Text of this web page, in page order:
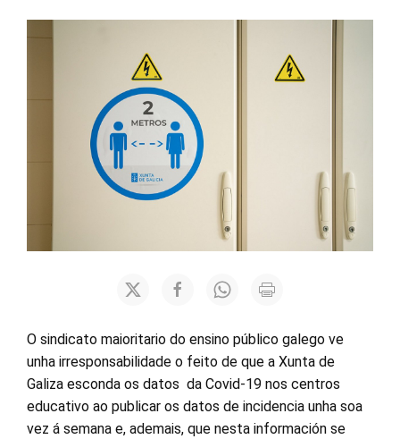
O sindicato maioritario do ensino público galego ve
unha irresponsabilidade o feito de que a Xunta de
Galiza esconda os datos da Covid-19 nos centros
educativo ao publicar os datos de incidencia unha soa
vez á semana e, ademais, que nesta información se